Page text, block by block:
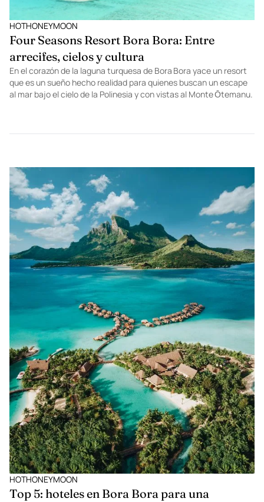
HOTHONEYMOON
Four Seasons Resort Bora Bora: Entre
arrecifes, cielos y cultura
En el corazón de la laguna turquesa de Bora Bora yace un resort
que es un sueño hecho realidad para quienes buscan un escape
al mar bajo el cielo de la Polinesia y con vistas al Monte Ōtemanu.
HOTHONEYMOON
Top 5: hoteles en Bora Bora para una